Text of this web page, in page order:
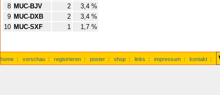
8 MUC-BJV 2
3,4 %
9 MUC-DXB 2
3,4 %
10 MUC-SXF 1 1,7 %
home : vorschau : registrieren : poster : shop : links : impressum : kontakt :